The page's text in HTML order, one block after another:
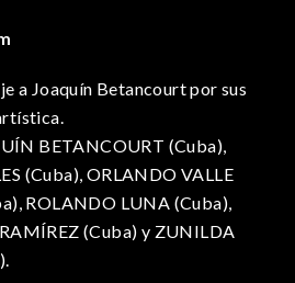
a Joaquín Betancourt por sus
BETANCOURT (Cuba),
(Cuba), ORLANDO VALLE
ROLANDO LUNA (Cuba),
(Cuba) y ZUNILDA